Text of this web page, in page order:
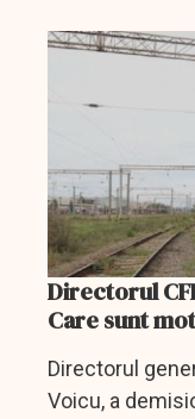
Directorul
Care sunt
Directorul
Voicu, a